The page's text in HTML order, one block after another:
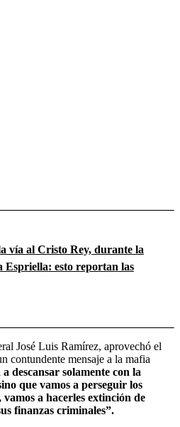
vía al Cristo Rey, durante la
Espriella: esto reportan las
José Luis Ramírez, aprovechó el
contundente mensaje a la mafia
descansar solamente con la
que vamos a perseguir los
vamos a hacerles extinción de
finanzas criminales”.